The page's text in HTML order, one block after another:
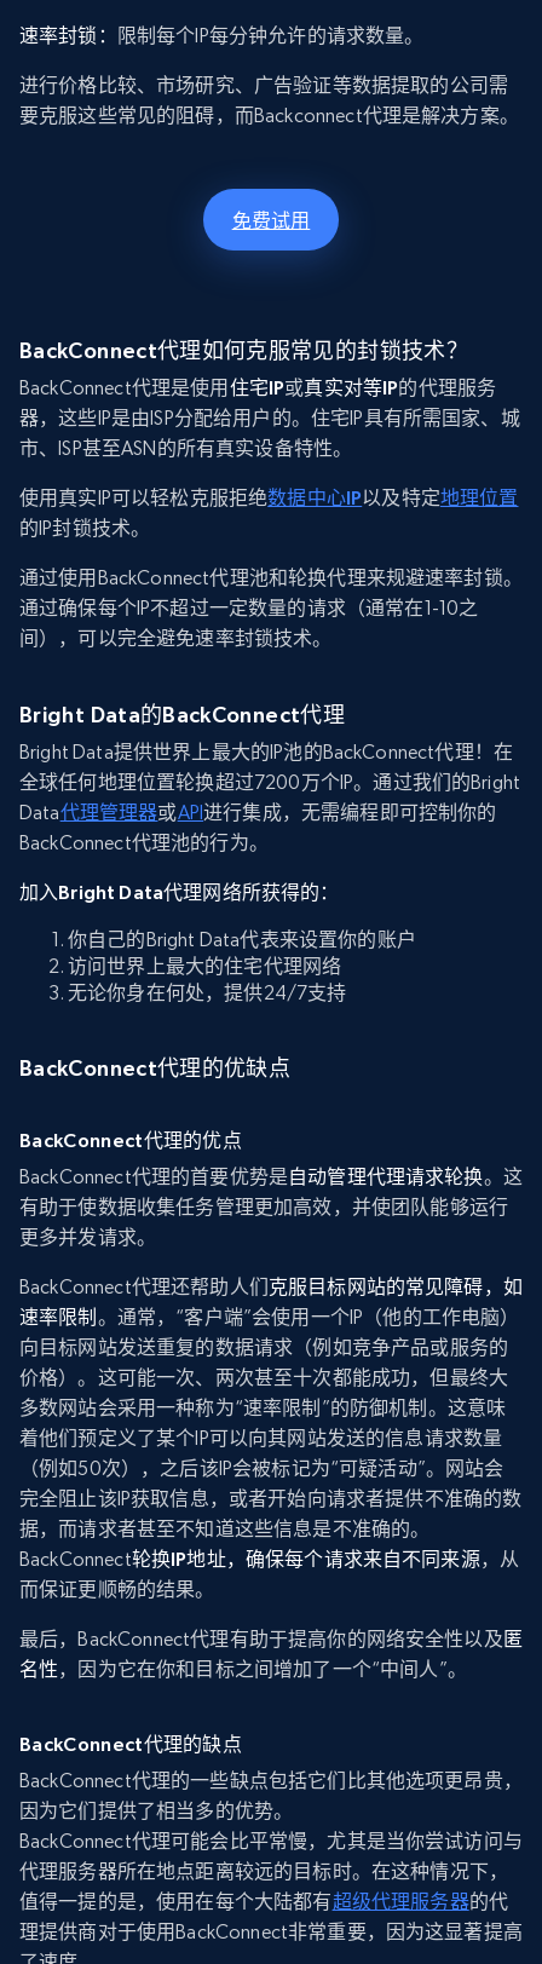
速率封锁： 限制每个IP每分钟允许的请求数量。
进行价格比较、市场研究、广告验证等数据提取的公司需
要克服这些常见的阻碍，而Backconnect代理是解决方案。
免费试用
BackConnect代理如何克服常见的封锁技术？
BackConnect代理是使用 住宅IP或真实对等IP的代理服务
器，这些IP是由ISP分配给用户的。住宅IP具有所需国家、城
市、ISP甚至ASN的所有真实设备特性。
使用真实IP可以轻松克服拒绝数据中心IP以及特定地理位置
的IP封锁技术。
通过使用BackConnect代理池和轮换代理来规避速率封锁。
通过确保每个IP不超过一定数量的请求（通常在1-10之
间），可以完全避免速率封锁技术。
Bright Data的BackConnect代理
Bright Data提供世界上最大的IP池的BackConnect代理！在
全球任何地理位置轮换超过7200万个IP。通过我们的Bright
Data代理管理器或API进行集成，无需编程即可控制你的
BackConnect代理池的行为。
加入Bright Data代理网络所获得的：
你自己的Bright Data代表来设置你的账户
访问世界上最大的住宅代理网络
无论你身在何处，提供24/7支持
BackConnect代理的优缺点
BackConnect代理的优点
BackConnect代理的首要优势是自动管理代理请求轮换。这
有助于使数据收集任务管理更加高效，并使团队能够运行
更多并发请求。
BackConnect代理还帮助人们 克服目标网站的常见障碍，如
速率限制 。通常，“客户端”会使用一个IP（他的工作电脑）
向目标网站发送重复的数据请求（例如竞争产品或服务的
价格）。这可能一次、两次甚至十次都能成功，但最终大
多数网站会采用一种称为“速率限制”的防御机制。这意味
着他们预定义了某个IP可以向其网站发送的信息请求数量
（例如50次），之后该IP会被标记为“可疑活动”。网站会
完全阻止该IP获取信息，或者开始向请求者提供不准确的数
据，而请求者甚至不知道这些信息是不准确的。
BackConnect轮换IP地址，确保每个请求来自不同来源，从
而保证更顺畅的结果。
最后，BackConnect代理有助于提高你的网络安全性以及匿
名性，因为它在你和目标之间增加了一个“中间人”。
BackConnect代理的缺点
BackConnect代理的一些缺点包括它们比其他选项更昂贵，
因为它们提供了相当多的优势。
BackConnect代理可能会比平常慢，尤其是当你尝试访问与
代理服务器所在地点距离较远的目标时。在这种情况下，
值得一提的是，使用在每个大陆都有超级代理服务器的代
理提供商对于使用BackConnect非常重要，因为这显著提高